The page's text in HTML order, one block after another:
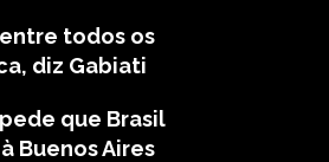
todos os
diz Gabiati
que Brasil
Buenos Aires